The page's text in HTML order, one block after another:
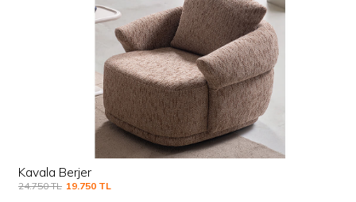
Kavala Berjer
24.750TL 19.750TL